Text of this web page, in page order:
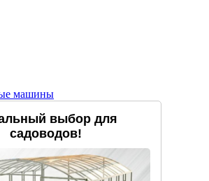
машины
выбор для
садоводов!